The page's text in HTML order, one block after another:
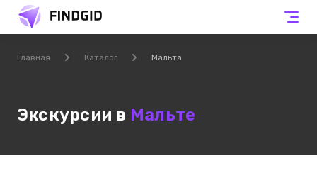
Главная Каталог Мальта
Экскурсии в Мальте